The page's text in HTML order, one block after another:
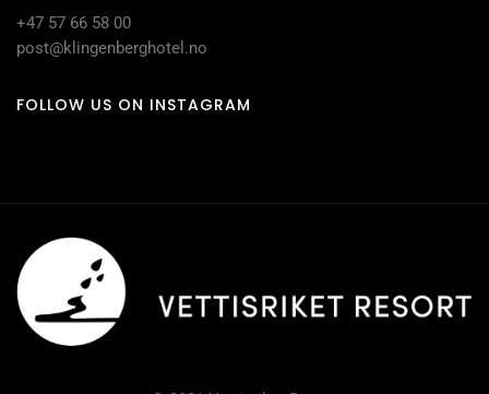
+47 57 66 58 00
post@klingenberghotel.no
FOLLOW US ON INSTAGRAM